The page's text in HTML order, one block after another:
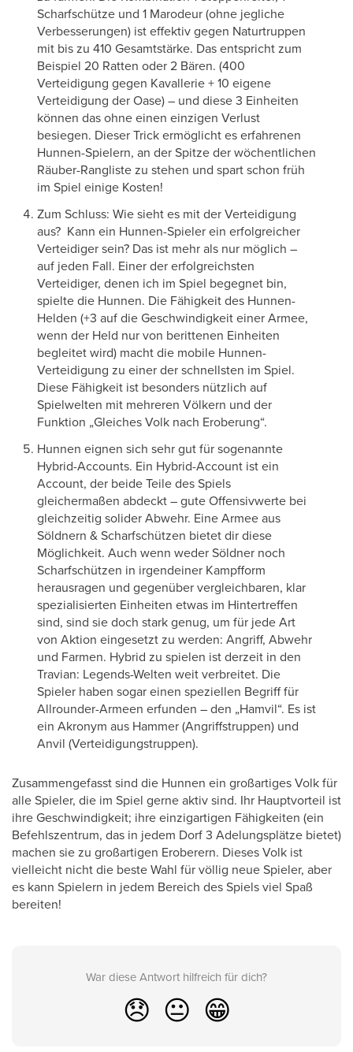
Scharfschütze und 1 Marodeur (ohne jegliche
Verbesserungen) ist effektiv gegen Naturtruppen
mit bis zu 410 Gesamtstärke. Das entspricht zum
Beispiel 20 Ratten oder 2 Bären. (400
Verteidigung gegen Kavallerie + 10 eigene
Verteidigung der Oase) – und diese 3 Einheiten
können das ohne einen einzigen Verlust
besiegen. Dieser Trick ermöglicht es erfahrenen
Hunnen-Spielern, an der Spitze der wöchentlichen
Räuber-Rangliste zu stehen und spart schon früh
im Spiel einige Kosten!
Zum Schluss: Wie sieht es mit der Verteidigung
aus? Kann ein Hunnen-Spieler ein erfolgreicher
Verteidiger sein? Das ist mehr als nur möglich –
auf jeden Fall. Einer der erfolgreichsten
Verteidiger, denen ich im Spiel begegnet bin,
spielte die Hunnen. Die Fähigkeit des Hunnen-
Helden (+3 auf die Geschwindigkeit einer Armee,
wenn der Held nur von berittenen Einheiten
begleitet wird) macht die mobile Hunnen-
Verteidigung zu einer der schnellsten im Spiel.
Diese Fähigkeit ist besonders nützlich auf
Spielwelten mit mehreren Völkern und der
Funktion „Gleiches Volk nach Eroberung“.
Hunnen eignen sich sehr gut für sogenannte
Hybrid-Accounts. Ein Hybrid-Account ist ein
Account, der beide Teile des Spiels
gleichermaßen abdeckt – gute Offensivwerte bei
gleichzeitig solider Abwehr. Eine Armee aus
Söldnern & Scharfschützen bietet dir diese
Möglichkeit. Auch wenn weder Söldner noch
Scharfschützen in irgendeiner Kampfform
herausragen und gegenüber vergleichbaren, klar
spezialisierten Einheiten etwas im Hintertreffen
sind, sind sie doch stark genug, um für jede Art
von Aktion eingesetzt zu werden: Angriff, Abwehr
und Farmen. Hybrid zu spielen ist derzeit in den
Travian: Legends-Welten weit verbreitet. Die
Spieler haben sogar einen speziellen Begriff für
Allrounder-Armeen erfunden – den „Hamvil“. Es ist
ein Akronym aus Hammer (Angriffstruppen) und
Anvil (Verteidigungstruppen).
Zusammengefasst sind die Hunnen ein großartiges Volk für
alle Spieler, die im Spiel gerne aktiv sind. Ihr Hauptvorteil ist
ihre Geschwindigkeit; ihre einzigartigen Fähigkeiten (ein
Befehlszentrum, das in jedem Dorf 3 Adelungsplätze bietet)
machen sie zu großartigen Eroberern. Dieses Volk ist
vielleicht nicht die beste Wahl für völlig neue Spieler, aber
es kann Spielern in jedem Bereich des Spiels viel Spaß
bereiten!
War diese Antwort hilfreich für dich?
😞 😐 😁